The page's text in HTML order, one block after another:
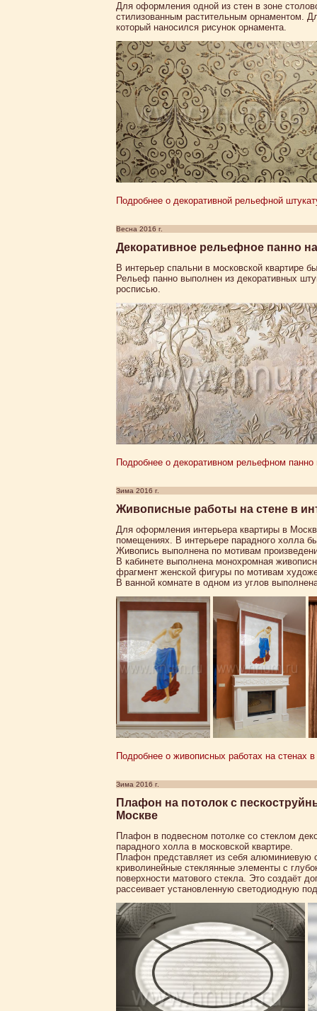
Для оформления одной из стен в зоне
стилизованным растительным орнаментом.
который наносился рисунок орнамента.
Подробнее о декоративной рельефной
Весна 2016 г.
Декоративное рельефное панно
В интерьер спальни в московской квартире
Рельеф панно выполнен из декоративных
росписью.
Подробнее о декоративном рельефном
Зима 2016 г.
Живописные работы на стене в
Для оформления интерьера квартиры в
помещениях. В интерьере парадного холла
Живопись выполнена по мотивам
В кабинете выполнена монохромная
фрагмент женской фигуры по мотивам
В ванной комнате в одном из углов
Подробнее о живописных работах на стенах
Зима 2016 г.
Плафон на потолок с
Москве
Плафон в подвесном потолке со стеклом
парадного холла в московской квартире.
Плафон представляет из себя алюминиевую
криволинейные стеклянные элементы с
поверхности матового стекла. Это создаёт
рассеивает установленную светодиодную